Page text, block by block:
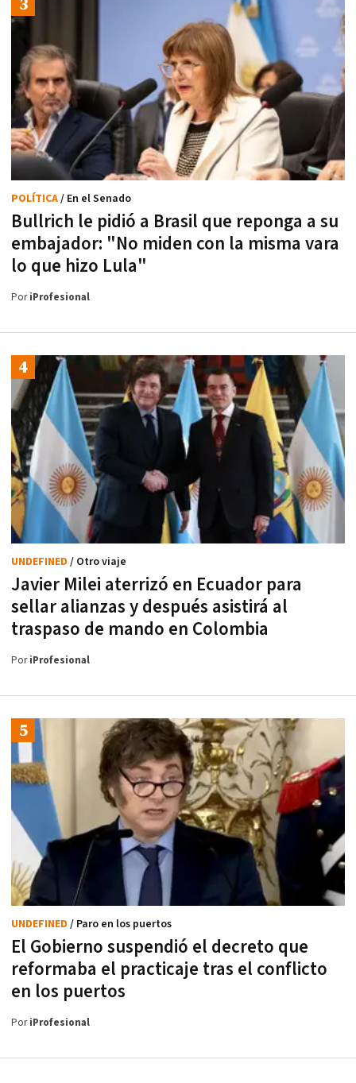
Bullrich le pidió a Brasil que reponga a su
embajador: "No miden con la misma vara
lo que hizo Lula"
POLÍTICA/ En el Senado
PoriProfesional
Javier Milei aterrizó en Ecuador para
sellar alianzas y después asistirá al
traspaso de mando en Colombia
UNDEFINED / Otro viaje
PoriProfesional
El Gobierno suspendió el decreto que
reformaba el practicaje tras el conflicto
en los puertos
UNDEFINED / Paro en los puertos
PoriProfesional